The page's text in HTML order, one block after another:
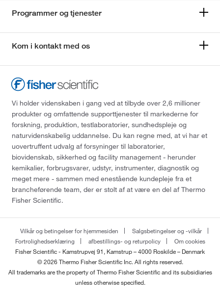
Programmer og tjenester
Kom i kontakt med os
Vi holder videnskaben i gang ved at tilbyde over 2,6 millioner
produkter og omfattende supporttjenester til markederne for
forskning, produktion, testlaboratorier, sundhedspleje og
naturvidenskabelig uddannelse. Du kan regne med, at vi har et
uovertruffent udvalg af forsyninger til laboratorier,
biovidenskab, sikkerhed og facility management - herunder
kemikalier, forbrugsvarer, udstyr, instrumenter, diagnostik og
meget mere - sammen med enestående kundepleje fra et
brancheførende team, der er stolt af at være en del af Thermo
Fisher Scientific.
Vilkår og betingelser for hjemmesiden
Salgsbetingelser og -vilkår
Fortrolighedserklæring
afbestillings- og returpolicy
Om cookies
Fisher Scientific - Kamstrupvej 91, Kamstrup – 4000 Roskilde – Denmark
© 2026 Thermo Fisher Scientific Inc. All rights reserved.
All trademarks are the property of Thermo Fisher Scientific and its subsidiaries
unless otherwise specified.